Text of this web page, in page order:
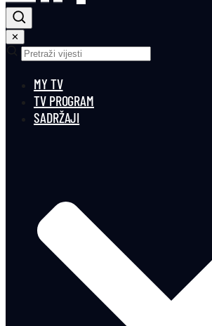
✕
MY TV
TV PROGRAM
SADRŽAJI